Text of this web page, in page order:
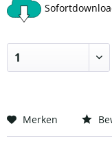
Merken